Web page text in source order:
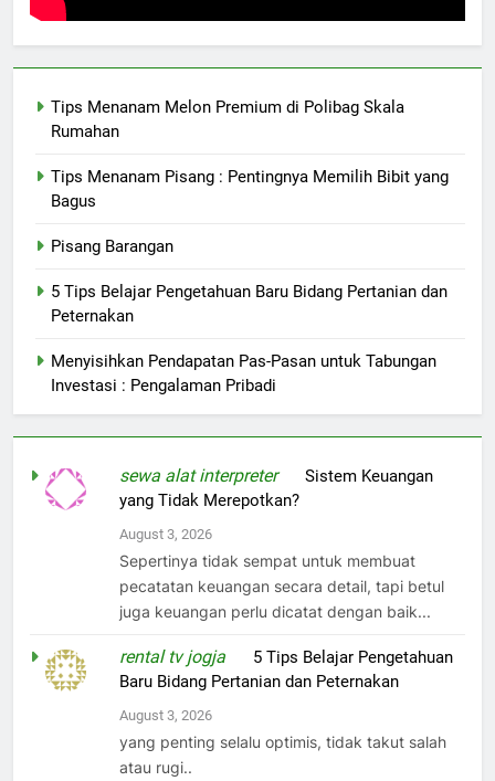
Tips Menanam Melon Premium di Polibag Skala
Rumahan
Tips Menanam Pisang : Pentingnya Memilih Bibit yang
Bagus
Pisang Barangan
5 Tips Belajar Pengetahuan Baru Bidang Pertanian dan
Peternakan
Menyisihkan Pendapatan Pas-Pasan untuk Tabungan
Investasi : Pengalaman Pribadi
sewa alat interpreteronSistem Keuangan
yang Tidak Merepotkan?
August 3, 2026
Sepertinya tidak sempat untuk membuat
pecatatan keuangan secara detail, tapi betul
juga keuangan perlu dicatat dengan baik...
rental tv jogja
5 Tips Belajar Pengetahuan
Baru Bidang Pertanian dan Peternakan
August 3, 2026
yang penting selalu optimis, tidak takut salah
atau rugi..